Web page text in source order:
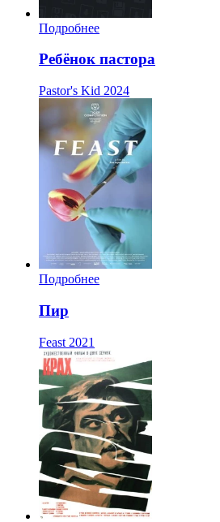
Подробнее
Ребёнок пастора
Pastor's Kid 2024
Подробнее
Пир
Feast 2021